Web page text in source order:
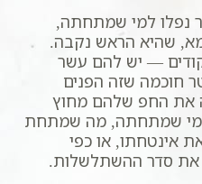
נפלו למי שמתחתה,
שהיא הראש נקבה.
— יש להם עשר
חוכמה שזה הפנים
את החפ שלהם מחוץ
שמתחתה, מה שמתחת
אינטחתו, או כפי
את סדר ההשתלשלות.